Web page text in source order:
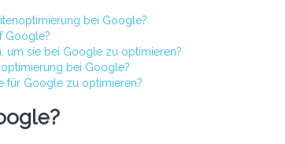
bei Google?
Google?
um sie bei Google zu optimieren?
bei Google?
für Google zu optimieren?